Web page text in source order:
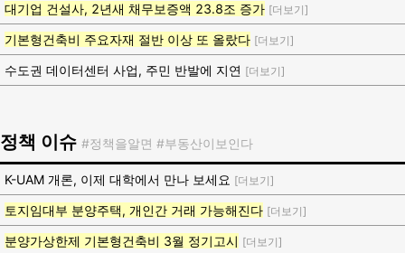
대기업 건설사, 2년새 채무보증액 23.8조 증가 [더보기]
기본형건축비 주요자재 절반 이상 또 올랐다 [더보기]
수도권 데이터센터 사업, 주민 반발에 지연 [더보기]
정책 이슈 #정책을알면 #부동산이보인다
K-UAM 개론, 이제 대학에서 만나 보세요 [더보기]
토지임대부 분양주택, 개인간 거래 가능해진다 [더보기]
분양가상한제 기본형건축비 3월 정기고시 [더보기]